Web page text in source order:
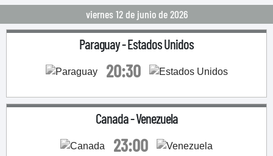
viernes 12 de junio de 2026
Paraguay-Estados Unidos
20:30
Canada-Venezuela
23:00